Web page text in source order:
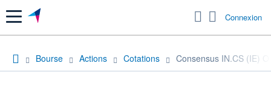
Menu Connexion
Bourse Actions Cotations Consensus IN.CS (IE)